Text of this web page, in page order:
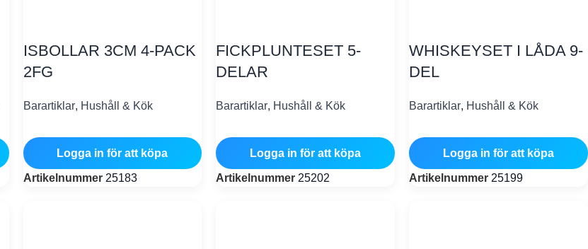
ISBOLLAR 3CM 4-PACK
2FG
Barartiklar, Hushåll & Kök
Logga in för att köpa
Artikelnummer 25183
FICKPLUNTESET 5-
DELAR
Barartiklar, Hushåll & Kök
Logga in för att köpa
Artikelnummer 25202
WHISKEYSET I LÅDA 9-
DEL
Barartiklar, Hushåll & Kök
Logga in för att köpa
Artikelnummer 25199